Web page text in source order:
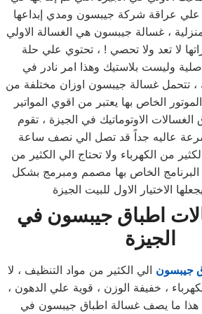
علي عراقة شركة جيبسون ومدي إبداعها
، غسالة جيبسون هي الغسالة الاولي
لا تعد ولا تحصي ! ، تحتوي علي حلة
وليست بلاستيك وهذا امر نادر في
، تتحمل غسالة جيبسون اوزان مختلفة من
الخاص بها يعتبر من اقوي المواتير
الاوتوماتيك في الجيزة ، تقوم
عاليه جداً قد تصل الي نصف ساعة
من الكهرباء ولا تحتاج الي الكثير من
البرنامج الخاص بها مصمم ومبرمج بشكل
اطباق جيبسون في
الجيزة
جيبسون الي الكثير من مواد التنظيف ، لا
، خفيفة الوزن ، قوية علي الدهون ،
هذا ما يصف غسالة اطباق جيبسون في